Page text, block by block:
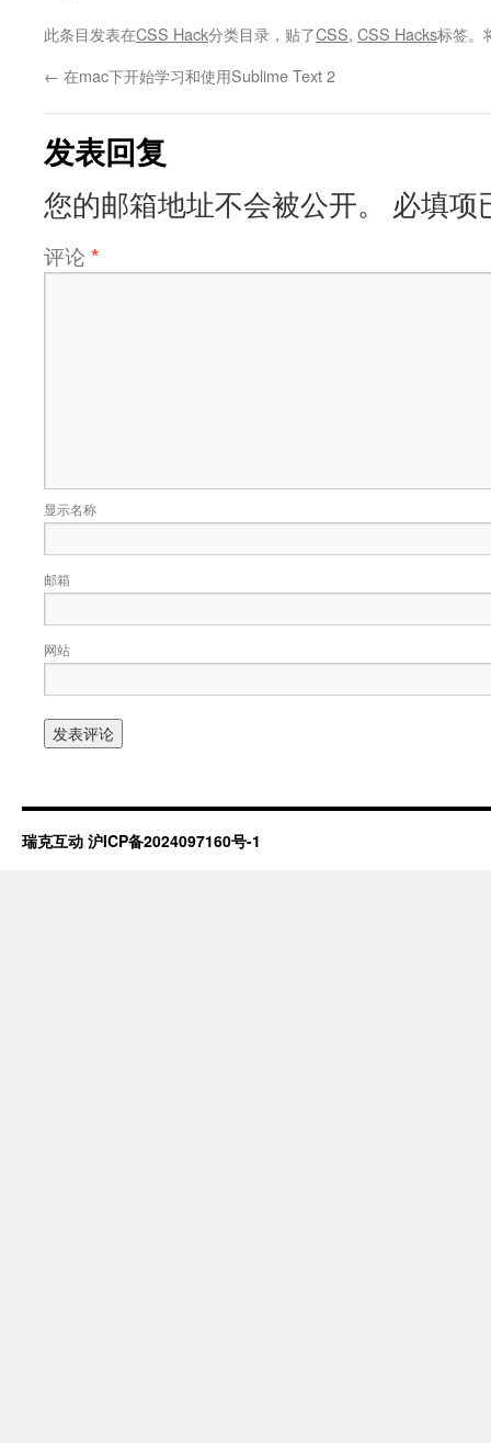
此条目发表在CSS Hack分类目录，贴了CSS, CSS Hacks标签。
← 在mac下开始学习和使用Sublime Text 2
发表回复
您的邮箱地址不会被公开。 必填项
评论 *
显示名称
邮箱
网站
瑞克互动 沪ICP备2024097160号-1